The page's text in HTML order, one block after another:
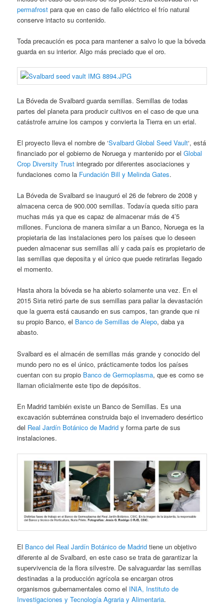
permafrost para que en caso de fallo eléctrico el frío natural
conserve intacto su contenido.
Toda precaución es poca para mantener a salvo lo que la bóveda
guarda en su interior. Algo más preciado que el oro.
La Bóveda de Svalbard guarda semillas. Semillas de todas
partes del planeta para producir cultivos en el caso de que una
catástrofe arruine los campos y convierta la Tierra en un erial.
El proyecto lleva el nombre de ‘Svalbard Global Seed Vault‘, está
financiado por el gobierno de Noruega y mantenido por elGlobal
Crop Diversity Trust integrado por diferentes asociaciones y
fundaciones como la Fundación Bill y Melinda Gates.
La Bóveda de Svalbard se inauguró el 26 de febrero de 2008 y
almacena cerca de 900.000 semillas. Todavía queda sitio para
muchas más ya que es capaz de almacenar más de 4’5
millones. Funciona de manera similar a un Banco, Noruega es la
propietaria de las instalaciones pero los países que lo deseen
pueden almacenar sus semillas allí y cada país es propietario de
las semillas que deposita y el único que puede retirarlas llegado
el momento.
Hasta ahora la bóveda se ha abierto solamente una vez. En el
2015 Siria retiró parte de sus semillas para paliar la devastación
que la guerra está causando en sus campos, tan grande que ni
su propio Banco, el Banco de Semillas de Alepo, daba ya
abasto.
Svalbard es el almacén de semillas más grande y conocido del
mundo pero no es el único, prácticamente todos los países
cuentan con su propio Banco de Germoplasma, que es como se
llaman oficialmente este tipo de depósitos.
En Madrid también existe un Banco de Semillas. Es una
excavación subterránea construida bajo el invernadero desértico
del Real Jardín Botánico de Madrid y forma parte de sus
instalaciones.
El Banco del Real Jardín Botánico de Madrid tiene un objetivo
diferente al de Svalbard, en este caso se trata de garantizar la
supervivencia de la flora silvestre. De salvaguardar las semillas
destinadas a la producción agrícola se encargan otros
organismos gubernamentales como el INIA, Instituto de
Investigaciones y Tecnología Agraria y Alimentaria.